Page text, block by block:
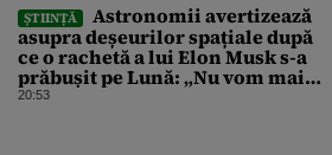
ȘTIINȚĂ
Astronomii avertizează
asupra deșeurilor spațiale după
ce o rachetă a lui Elon Musk s-a
prăbușit pe Lună: „Nu vom mai
putea efectua zboruri spațiale”
20:53